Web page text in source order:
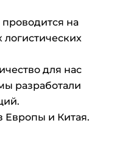
на
для нас
разработали
Европы и Китая.